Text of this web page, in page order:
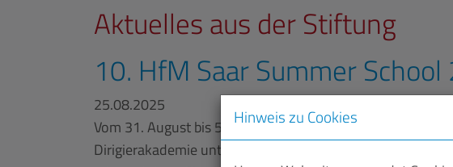
Aktuelles aus der Stiftung
10. HfM Saar Summer
25.08.2025
Vom 31. August bis 5. September 2025 veranstaltet die
Dirigierakademie unter der Leitung von Prof. Georg
Hinweis zu Cookies